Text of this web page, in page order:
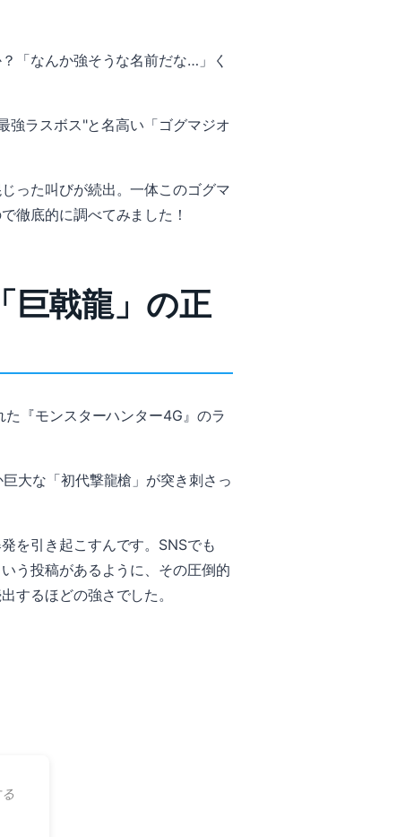
「なんか強そうな名前だな…」く
強ラスボス"と名高い「ゴグマジオ
った叫びが続出。一体このゴグマ
徹底的に調べてみました！
巨戟龍」の正
『モンスターハンター4G』のラ
大な「初代撃龍槍」が突き刺さっ
を引き起こすんです。SNSでも
う投稿があるように、その圧倒的
するほどの強さでした。